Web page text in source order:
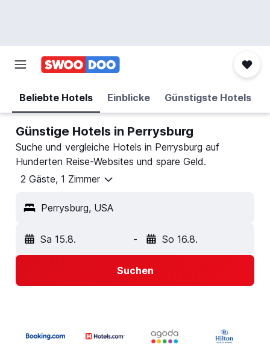
Beliebte Hotels Einblicke Günstigste Hotels
Günstige Hotels in Perrysburg
Suche und vergleiche Hotels in Perrysburg auf
Hunderten Reise-Websites und spare Geld.
2 Gäste, 1 Zimmer
Perrysburg, USA
Sa 15.8. - So 16.8.
Suchen